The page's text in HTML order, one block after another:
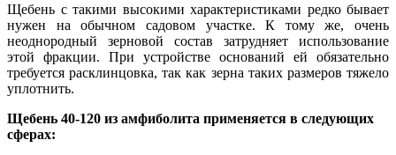
Щебень с такими высокими характеристиками редко бывает
нужен на обычном садовом участке. К тому же, очень
неоднородный зерновой состав затрудняет использование
этой фракции. При устройстве оснований ей обязательно
требуется расклинцовка, так как зерна таких размеров тяжело
уплотнить.
Щебень 40-120 из амфиболита применяется в следующих
сферах: